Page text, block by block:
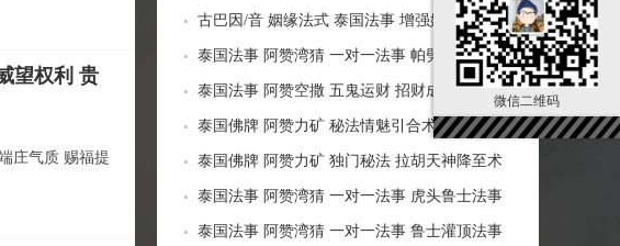
望权利 贵
庄气质 赐福提
财运事业 运势生意
意买卖 官运权利 招正偏财 事业运势 健康平安
古巴因/音 姻缘法式 泰国法事 增强姻缘 提升自
己的人缘和魅力 祛霉运替身
泰国法事 阿赞湾猜 一对一法事 帕劈娜天神法
事 改善人缘异性缘 威望权利 贵人缘魅力桃花
财运事业 运势生意
泰国法事 阿赞空撒 五鬼运财 招财成愿 运财转
运 事业生意 增运旺运 投资风险 一对一法事
泰国佛牌 阿赞力矿 秘法情魅引合术 感情和合
泰国法事 姻缘锁心 人缘异性缘 爱情圆满
泰国佛牌 阿赞力矿 独门秘法 拉胡天神降至术
泰国法事 转运守护 平安健康 提升运势 求愿成
愿
泰国法事 阿赞湾猜 一对一法事 虎头鲁士法事
增个人磁场 魅力人缘 人脉人际关系 财运事业
泰国法事 阿赞湾猜 一对一法事 鲁士灌顶法事
微信二维码